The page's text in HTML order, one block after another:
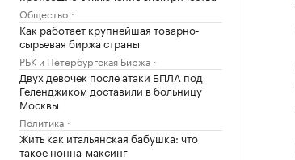
Общество
Как работает крупнейшая товарно-
сырьевая биржа страны
РБК и Петербургская Биржа
Двух девочек после атаки БПЛА под
Геленджиком доставили в больницу
Москвы
Политика
Жить как итальянская бабушка: что
такое нонна-максинг